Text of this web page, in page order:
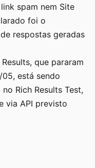
spam nem Site
foi o
respostas geradas
que pararam
está sendo
Rich Results Test,
via API previsto